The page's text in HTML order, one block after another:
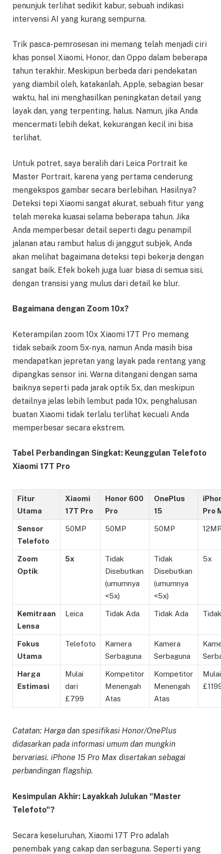
penunjuk terlihat sedikit kabur, sebuah indikasi
intervensi AI yang kurang sempurna.
Trik pasca-pemrosesan ini memang telah menjadi ciri
khas ponsel Xiaomi, Honor, dan Oppo dalam beberapa
tahun terakhir. Meskipun berbeda dari pendekatan
yang diambil oleh, katakanlah, Apple, sebagian besar
waktu, hal ini menghasilkan peningkatan detail yang
layak dan, yang terpenting, halus. Namun, jika Anda
mencermati lebih dekat, kekurangan kecil ini bisa
terlihat.
Untuk potret, saya beralih dari Leica Portrait ke
Master Portrait, karena yang pertama cenderung
mengekspos gambar secara berlebihan. Hasilnya?
Deteksi tepi Xiaomi sangat akurat, sebuah fitur yang
telah mereka kuasai selama beberapa tahun. Jika
Anda memperbesar detail seperti dagu penampil
jalanan atau rambut halus di janggut subjek, Anda
akan melihat bagaimana deteksi tepi bekerja dengan
sangat baik. Efek bokeh juga luar biasa di semua sisi,
dengan transisi yang mulus dari detail ke blur.
Bagaimana dengan Zoom 10x?
Keterampilan zoom 10x Xiaomi 17T Pro memang
tidak sebaik zoom 5x-nya, namun Anda masih bisa
mendapatkan jepretan yang layak pada rentang yang
dipangkas sensor ini. Warna ditangani dengan sama
baiknya seperti pada jarak optik 5x, dan meskipun
detailnya jelas lebih lembut pada 10x, penghalusan
buatan Xiaomi tidak terlalu terlihat kecuali Anda
memperbesar secara ekstrem.
Tabel Perbandingan Singkat: Keunggulan Telefoto
Xiaomi 17T Pro
Fitur
Utama
Xiaomi
17T Pro
Honor 600
Pro
OnePlus
15
Pro
Sensor
Telefoto
50MP 50MP 50MP
Zoom
Optik
5x
Tidak
Disebutkan
(umumnya
<5x)
Tidak
Disebutkan
(umumnya
<5x)
5x
Kemitraan
Lensa
Leica Tidak Ada Tidak Ada
Fokus
Utama
Telefoto
Kamera
Serbaguna
Kamera
Serbaguna
Harga
Estimasi
Mulai
dari
£799
Kompetitor
Menengah
Atas
Kompetitor
Menengah
Atas
Catatan: Harga dan spesifikasi Honor/OnePlus
didasarkan pada informasi umum dan mungkin
bervariasi. iPhone 15 Pro Max disertakan sebagai
perbandingan flagship.
Kesimpulan Akhir: Layakkah Julukan "Master
Telefoto"?
Secara keseluruhan, Xiaomi 17T Pro adalah
penembak yang cakap dan serbaguna. Seperti yang